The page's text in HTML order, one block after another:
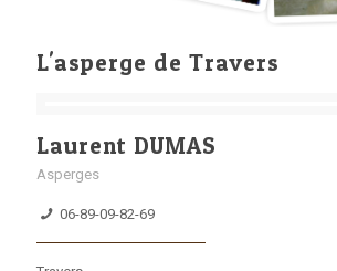
L'asperge de Travers
Laurent DUMAS
Asperges
06-89-09-82-69